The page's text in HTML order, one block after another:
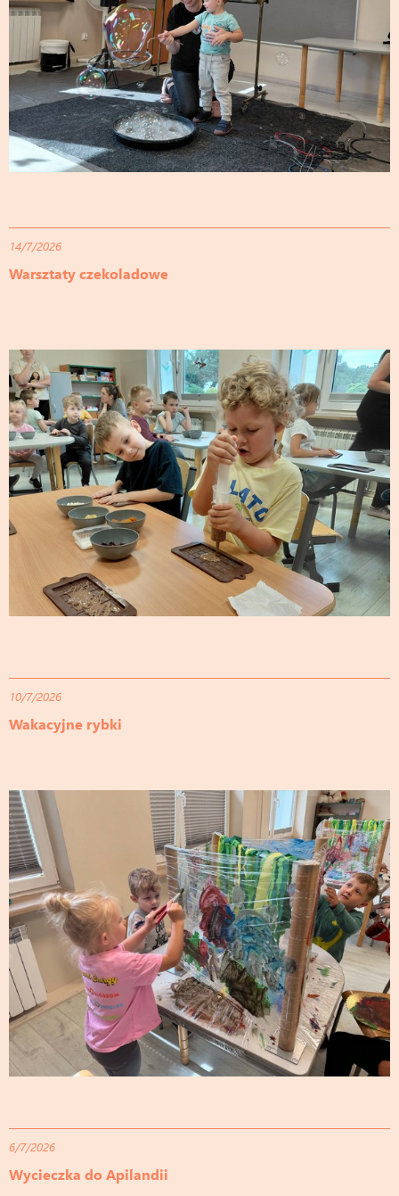
14/7/2026
Warsztaty czekoladowe
10/7/2026
Wakacyjne rybki
6/7/2026
Wycieczka do Apilandii